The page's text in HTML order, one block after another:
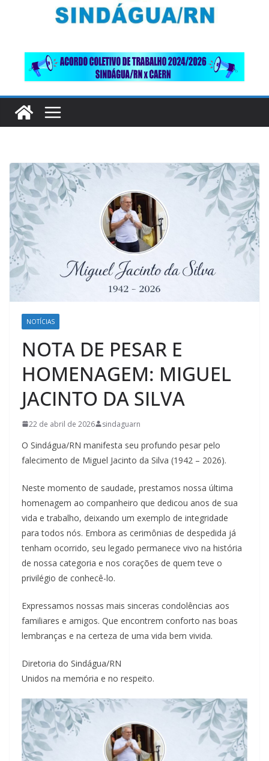
NOTÍCIAS
NOTA DE PESAR E
HOMENAGEM: MIGUEL
JACINTO DA SILVA
22 de abril de 2026 sindaguarn
O Sindágua/RN manifesta seu profundo pesar pelo
falecimento de Miguel Jacinto da Silva (1942 – 2026).
Neste momento de saudade, prestamos nossa última
homenagem ao companheiro que dedicou anos de sua
vida e trabalho, deixando um exemplo de integridade
para todos nós. Embora as cerimônias de despedida já
tenham ocorrido, seu legado permanece vivo na história
de nossa categoria e nos corações de quem teve o
privilégio de conhecê-lo.
Expressamos nossas mais sinceras condolências aos
familiares e amigos. Que encontrem conforto nas boas
lembranças e na certeza de uma vida bem vivida.
Diretoria do Sindágua/RN
Unidos na memória e no respeito.